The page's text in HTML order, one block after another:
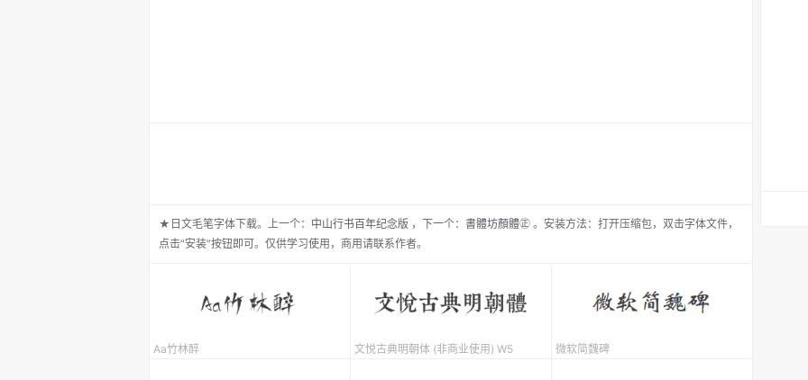
★日文毛笔字体下载。 上一个： 中山行书百年纪念版 ， 下一个： 書體坊顏體㊣ 。安装方法：打开压缩包，双击字体文件，
点击“安装”按钮即可。仅供学习使用，商用请联系作者。
Aa竹林醉 文悦古典明朝体 (非商业使用) W5 微软简魏碑